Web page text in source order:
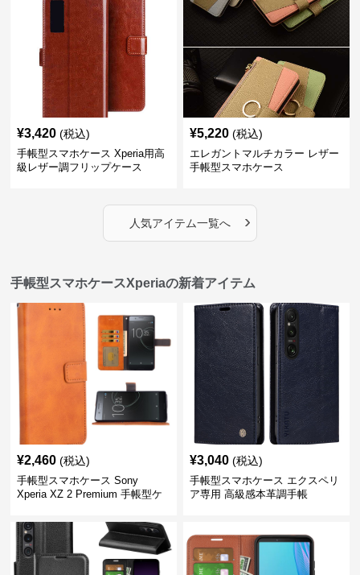
¥3,420 (税込)
手帳型スマホケース Xperia用高
級レザー調フリップケース
¥5,220 (税込)
エレガントマルチカラー レザー
手帳型スマホケース
人気アイテム一覧へ ›
手帳型スマホケースXperiaの新着アイテム
¥2,460 (税込)
手帳型スマホケース Sony
Xperia XZ 2 Premium 手帳型ケ
¥3,040 (税込)
手帳型スマホケース エクスペリ
ア専用 高級感本革調手帳